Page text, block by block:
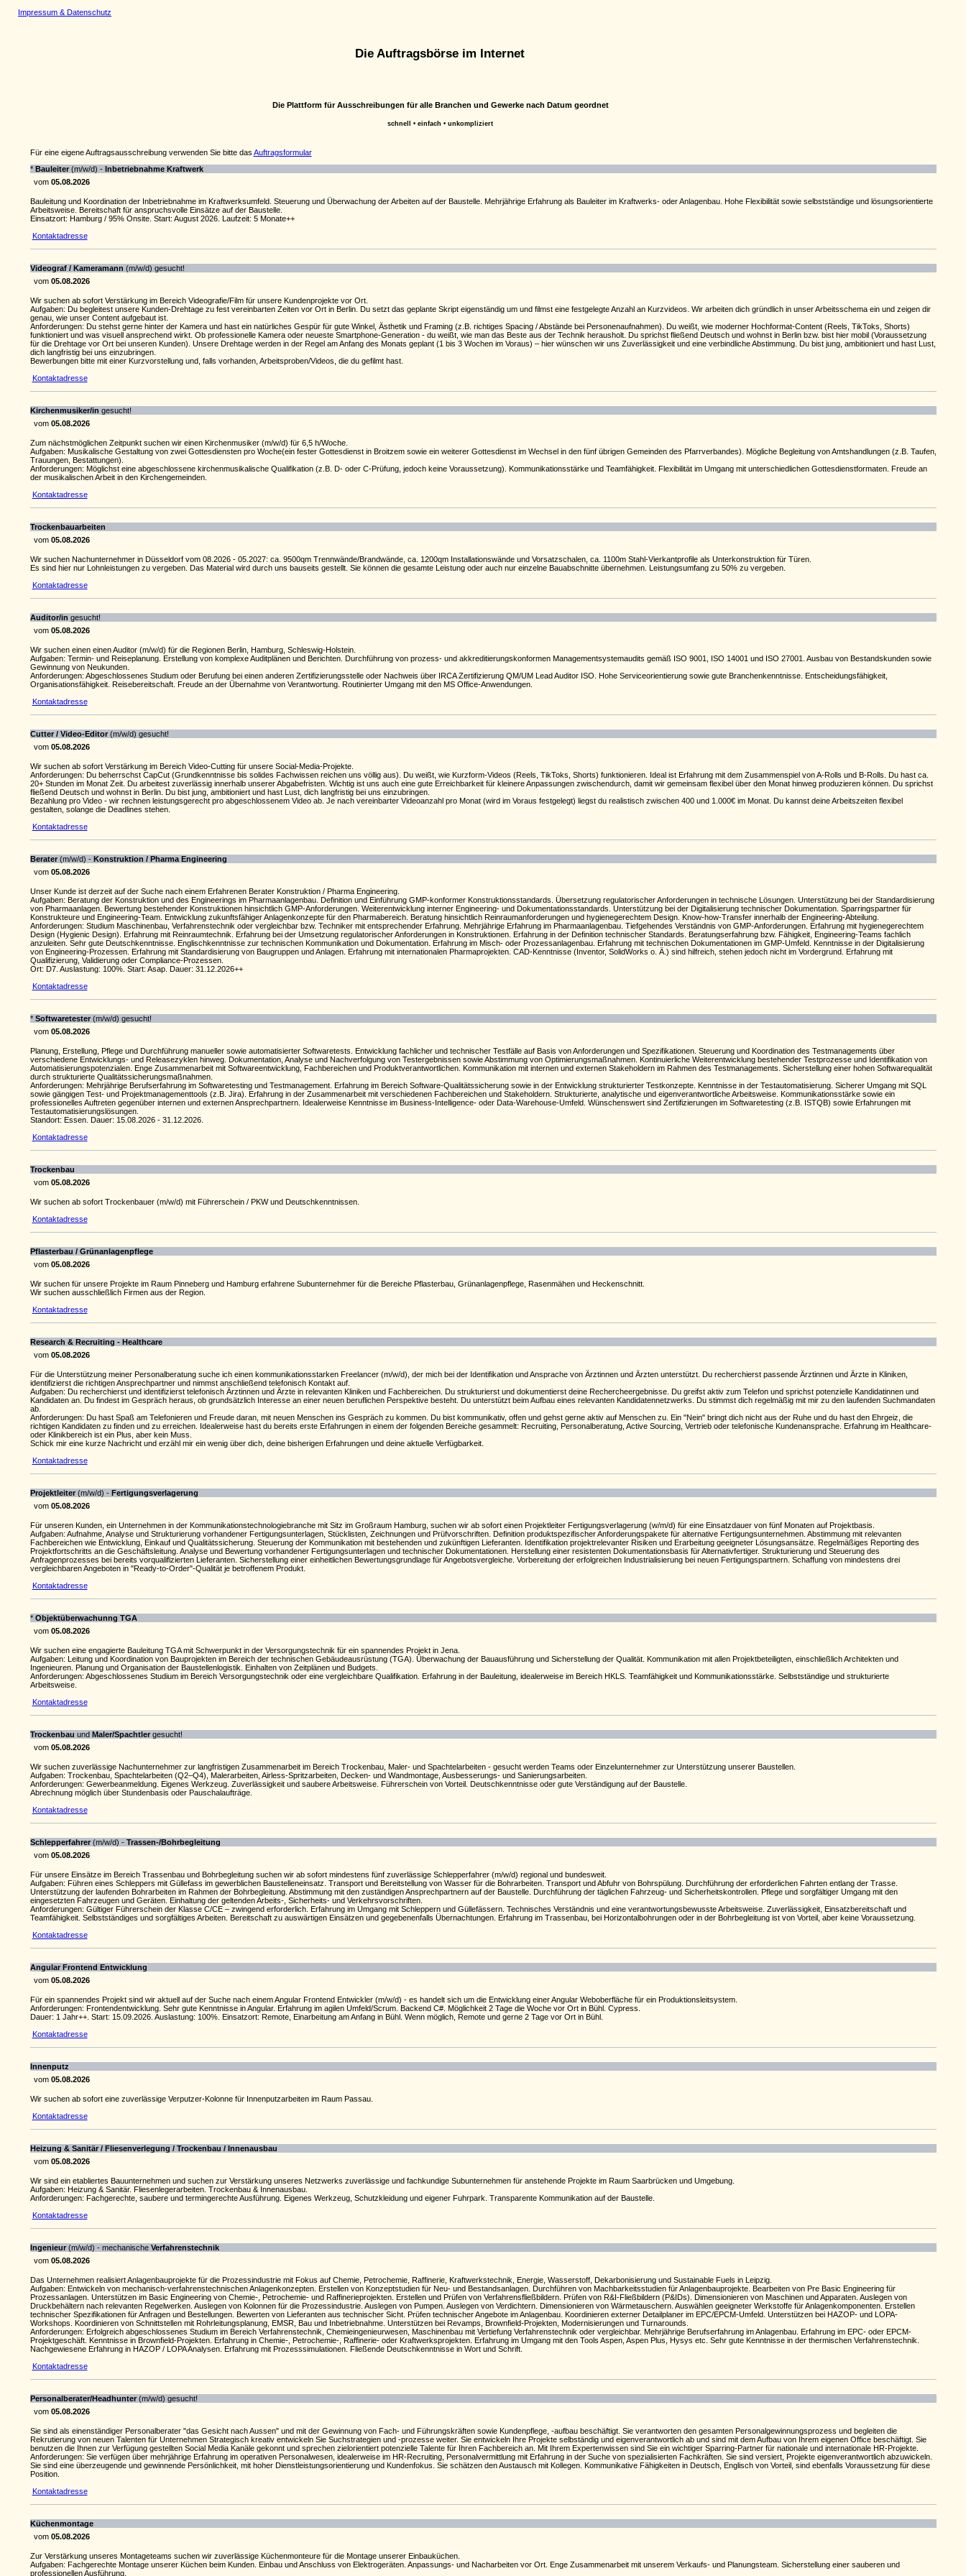
Impressum & Datenschutz
Die Auftragsbörse im Internet
Die Plattform für Ausschreibungen für alle Branchen und Gewerke nach Datum geordnet
schnell • einfach • unkompliziert
Für eine eigene Auftragsausschreibung verwenden Sie bitte das Auftragsformular
* Bauleiter(m/w/d) - Inbetriebnahme Kraftwerk
vom 05.08.2026
Bauleitung und Koordination der Inbetriebnahme im Kraftwerksumfeld. Steuerung und Überwachung der Arbeiten auf der Baustelle. Mehrjährige Erfahrung als Bauleiter im Kraftwerks- oder Anlagenbau. Hohe Flexibilität sowie selbstständige und lösungsorientierte
Arbeitsweise. Bereitschaft für anspruchsvolle Einsätze auf der Baustelle.
Einsatzort: Hamburg / 95% Onsite. Start: August 2026. Laufzeit: 5 Monate++
Kontaktadresse
Videograf / Kameramann (m/w/d) gesucht!
vom 05.08.2026
Wir suchen ab sofort Verstärkung im Bereich Videografie/Film für unsere Kundenprojekte vor Ort.
Aufgaben: Du begleitest unsere Kunden-Drehtage zu fest vereinbarten Zeiten vor Ort in Berlin. Du setzt das geplante Skript eigenständig um und filmst eine festgelegte Anzahl an Kurzvideos. Wir arbeiten dich gründlich in unser Arbeitsschema ein und zeigen dir
genau, wie unser Content aufgebaut ist.
Anforderungen: Du stehst gerne hinter der Kamera und hast ein natürliches Gespür für gute Winkel, Ästhetik und Framing (z.B. richtiges Spacing / Abstände bei Personenaufnahmen). Du weißt, wie moderner Hochformat-Content (Reels, TikToks, Shorts)
funktioniert und was visuell ansprechend wirkt. Ob professionelle Kamera oder neueste Smartphone-Generation - du weißt, wie man das Beste aus der Technik herausholt. Du sprichst fließend Deutsch und wohnst in Berlin bzw. bist hier mobil (Voraussetzung
für die Drehtage vor Ort bei unseren Kunden). Unsere Drehtage werden in der Regel am Anfang des Monats geplant (1 bis 3 Wochen im Voraus) – hier wünschen wir uns Zuverlässigkeit und eine verbindliche Abstimmung. Du bist jung, ambitioniert und hast Lust,
dich langfristig bei uns einzubringen.
Bewerbungen bitte mit einer Kurzvorstellung und, falls vorhanden, Arbeitsproben/Videos, die du gefilmt hast.
Kontaktadresse
Kirchenmusiker/in gesucht!
vom 05.08.2026
Zum nächstmöglichen Zeitpunkt suchen wir einen Kirchenmusiker (m/w/d) für 6,5 h/Woche.
Aufgaben: Musikalische Gestaltung von zwei Gottesdiensten pro Woche(ein fester Gottesdienst in Broitzem sowie ein weiterer Gottesdienst im Wechsel in den fünf übrigen Gemeinden des Pfarrverbandes). Mögliche Begleitung von Amtshandlungen (z.B. Taufen,
Trauungen, Bestattungen).
Anforderungen: Möglichst eine abgeschlossene kirchenmusikalische Qualifikation (z.B. D- oder C-Prüfung, jedoch keine Voraussetzung). Kommunikationsstärke und Teamfähigkeit. Flexibilität im Umgang mit unterschiedlichen Gottesdienstformaten. Freude an
der musikalischen Arbeit in den Kirchengemeinden.
Kontaktadresse
Trockenbauarbeiten
vom 05.08.2026
Wir suchen Nachunternehmer in Düsseldorf vom 08.2026 - 05.2027: ca. 9500qm Trennwände/Brandwände, ca. 1200qm Installationswände und Vorsatzschalen, ca. 1100m Stahl-Vierkantprofile als Unterkonstruktion für Türen.
Es sind hier nur Lohnleistungen zu vergeben. Das Material wird durch uns bauseits gestellt. Sie können die gesamte Leistung oder auch nur einzelne Bauabschnitte übernehmen. Leistungsumfang zu 50% zu vergeben.
Kontaktadresse
Auditor/in gesucht!
vom 05.08.2026
Wir suchen einen einen Auditor (m/w/d) für die Regionen Berlin, Hamburg, Schleswig-Holstein.
Aufgaben: Termin- und Reiseplanung. Erstellung von komplexe Auditplänen und Berichten. Durchführung von prozess- und akkreditierungskonformen Managementsystemaudits gemäß ISO 9001, ISO 14001 und ISO 27001. Ausbau von Bestandskunden sowie
Gewinnung von Neukunden.
Anforderungen: Abgeschlossenes Studium oder Berufung bei einen anderen Zertifizierungsstelle oder Nachweis über IRCA Zertifizierung QM/UM Lead Auditor ISO. Hohe Serviceorientierung sowie gute Branchenkenntnisse. Entscheidungsfähigkeit,
Organisationsfähigkeit. Reisebereitschaft. Freude an der Übernahme von Verantwortung. Routinierter Umgang mit den MS Office-Anwendungen.
Kontaktadresse
Cutter / Video-Editor(m/w/d) gesucht!
vom 05.08.2026
Wir suchen ab sofort Verstärkung im Bereich Video-Cutting für unsere Social-Media-Projekte.
Anforderungen: Du beherrschst CapCut (Grundkenntnisse bis solides Fachwissen reichen uns völlig aus). Du weißt, wie Kurzform-Videos (Reels, TikToks, Shorts) funktionieren. Ideal ist Erfahrung mit dem Zusammenspiel von A-Rolls und B-Rolls. Du hast ca.
20+ Stunden im Monat Zeit. Du arbeitest zuverlässig innerhalb unserer Abgabefristen. Wichtig ist uns auch eine gute Erreichbarkeit für kleinere Anpassungen zwischendurch, damit wir gemeinsam flexibel über den Monat hinweg produzieren können. Du sprichst
fließend Deutsch und wohnst in Berlin. Du bist jung, ambitioniert und hast Lust, dich langfristig bei uns einzubringen.
Bezahlung pro Video - wir rechnen leistungsgerecht pro abgeschlossenem Video ab. Je nach vereinbarter Videoanzahl pro Monat (wird im Voraus festgelegt) liegst du realistisch zwischen 400 und 1.000€ im Monat. Du kannst deine Arbeitszeiten flexibel
gestalten, solange die Deadlines stehen.
Kontaktadresse
Berater(m/w/d) - Konstruktion / Pharma Engineering
vom 05.08.2026
Unser Kunde ist derzeit auf der Suche nach einem Erfahrenen Berater Konstruktion / Pharma Engineering.
Aufgaben: Beratung der Konstruktion und des Engineerings im Pharmaanlagenbau. Definition und Einführung GMP-konformer Konstruktionsstandards. Übersetzung regulatorischer Anforderungen in technische Lösungen. Unterstützung bei der Standardisierung
von Pharmaanlagen. Bewertung bestehender Konstruktionen hinsichtlich GMP-Anforderungen. Weiterentwicklung interner Engineering- und Dokumentationsstandards. Unterstützung bei der Digitalisierung technischer Dokumentation. Sparringspartner für
Konstrukteure und Engineering-Team. Entwicklung zukunftsfähiger Anlagenkonzepte für den Pharmabereich. Beratung hinsichtlich Reinraumanforderungen und hygienegerechtem Design. Know-how-Transfer innerhalb der Engineering-Abteilung.
Anforderungen: Studium Maschinenbau, Verfahrenstechnik oder vergleichbar bzw. Techniker mit entsprechender Erfahrung. Mehrjährige Erfahrung im Pharmaanlagenbau. Tiefgehendes Verständnis von GMP-Anforderungen. Erfahrung mit hygienegerechtem
Design (Hygienic Design). Erfahrung mit Reinraumtechnik. Erfahrung bei der Umsetzung regulatorischer Anforderungen in Konstruktionen. Erfahrung in der Definition technischer Standards. Beratungserfahrung bzw. Fähigkeit, Engineering-Teams fachlich
anzuleiten. Sehr gute Deutschkenntnisse. Englischkenntnisse zur technischen Kommunikation und Dokumentation. Erfahrung im Misch- oder Prozessanlagenbau. Erfahrung mit technischen Dokumentationen im GMP-Umfeld. Kenntnisse in der Digitalisierung
von Engineering-Prozessen. Erfahrung mit Standardisierung von Baugruppen und Anlagen. Erfahrung mit internationalen Pharmaprojekten. CAD-Kenntnisse (Inventor, SolidWorks o. Ä.) sind hilfreich, stehen jedoch nicht im Vordergrund. Erfahrung mit
Qualifizierung, Validierung oder Compliance-Prozessen.
Ort: D7. Auslastung: 100%. Start: Asap. Dauer: 31.12.2026++
Kontaktadresse
* Softwaretester(m/w/d) gesucht!
vom 05.08.2026
Planung, Erstellung, Pflege und Durchführung manueller sowie automatisierter Softwaretests. Entwicklung fachlicher und technischer Testfälle auf Basis von Anforderungen und Spezifikationen. Steuerung und Koordination des Testmanagements über
verschiedene Entwicklungs- und Releasezyklen hinweg. Dokumentation, Analyse und Nachverfolgung von Testergebnissen sowie Abstimmung von Optimierungsmaßnahmen. Kontinuierliche Weiterentwicklung bestehender Testprozesse und Identifikation von
Automatisierungspotenzialen. Enge Zusammenarbeit mit Softwareentwicklung, Fachbereichen und Produktverantwortlichen. Kommunikation mit internen und externen Stakeholdern im Rahmen des Testmanagements. Sicherstellung einer hohen Softwarequalität
durch strukturierte Qualitätssicherungsmaßnahmen.
Anforderungen: Mehrjährige Berufserfahrung im Softwaretesting und Testmanagement. Erfahrung im Bereich Software-Qualitätssicherung sowie in der Entwicklung strukturierter Testkonzepte. Kenntnisse in der Testautomatisierung. Sicherer Umgang mit SQL
sowie gängigen Test- und Projektmanagementtools (z.B. Jira). Erfahrung in der Zusammenarbeit mit verschiedenen Fachbereichen und Stakeholdern. Strukturierte, analytische und eigenverantwortliche Arbeitsweise. Kommunikationsstärke sowie ein
professionelles Auftreten gegenüber internen und externen Ansprechpartnern. Idealerweise Kenntnisse im Business-Intelligence- oder Data-Warehouse-Umfeld. Wünschenswert sind Zertifizierungen im Softwaretesting (z.B. ISTQB) sowie Erfahrungen mit
Testautomatisierungslösungen.
Standort: Essen. Dauer: 15.08.2026 - 31.12.2026.
Kontaktadresse
Trockenbau
vom 05.08.2026
Wir suchen ab sofort Trockenbauer (m/w/d) mit Führerschein / PKW und Deutschkenntnissen.
Kontaktadresse
Pflasterbau / Grünanlagenpflege
vom 05.08.2026
Wir suchen für unsere Projekte im Raum Pinneberg und Hamburg erfahrene Subunternehmer für die Bereiche Pflasterbau, Grünanlagenpflege, Rasenmähen und Heckenschnitt.
Wir suchen ausschließlich Firmen aus der Region.
Kontaktadresse
Research & Recruiting - Healthcare
vom 05.08.2026
Für die Unterstützung meiner Personalberatung suche ich einen kommunikationsstarken Freelancer (m/w/d), der mich bei der Identifikation und Ansprache von Ärztinnen und Ärzten unterstützt. Du recherchierst passende Ärztinnen und Ärzte in Kliniken,
identifizierst die richtigen Ansprechpartner und nimmst anschließend telefonisch Kontakt auf.
Aufgaben: Du recherchierst und identifizierst telefonisch Ärztinnen und Ärzte in relevanten Kliniken und Fachbereichen. Du strukturierst und dokumentierst deine Rechercheergebnisse. Du greifst aktiv zum Telefon und sprichst potenzielle Kandidatinnen und
Kandidaten an. Du findest im Gespräch heraus, ob grundsätzlich Interesse an einer neuen beruflichen Perspektive besteht. Du unterstützt beim Aufbau eines relevanten Kandidatennetzwerks. Du stimmst dich regelmäßig mit mir zu den laufenden Suchmandaten
ab.
Anforderungen: Du hast Spaß am Telefonieren und Freude daran, mit neuen Menschen ins Gespräch zu kommen. Du bist kommunikativ, offen und gehst gerne aktiv auf Menschen zu. Ein "Nein" bringt dich nicht aus der Ruhe und du hast den Ehrgeiz, die
richtigen Kandidaten zu finden und zu erreichen. Idealerweise hast du bereits erste Erfahrungen in einem der folgenden Bereiche gesammelt: Recruiting, Personalberatung, Active Sourcing, Vertrieb oder telefonische Kundenansprache. Erfahrung im Healthcare-
oder Klinikbereich ist ein Plus, aber kein Muss.
Schick mir eine kurze Nachricht und erzähl mir ein wenig über dich, deine bisherigen Erfahrungen und deine aktuelle Verfügbarkeit.
Kontaktadresse
Projektleiter(m/w/d) - Fertigungsverlagerung
vom 05.08.2026
Für unseren Kunden, ein Unternehmen in der Kommunikationstechnologiebranche mit Sitz im Großraum Hamburg, suchen wir ab sofort einen Projektleiter Fertigungsverlagerung (w/m/d) für eine Einsatzdauer von fünf Monaten auf Projektbasis.
Aufgaben: Aufnahme, Analyse und Strukturierung vorhandener Fertigungsunterlagen, Stücklisten, Zeichnungen und Prüfvorschriften. Definition produktspezifischer Anforderungspakete für alternative Fertigungsunternehmen. Abstimmung mit relevanten
Fachbereichen wie Entwicklung, Einkauf und Qualitätssicherung. Steuerung der Kommunikation mit bestehenden und zukünftigen Lieferanten. Identifikation projektrelevanter Risiken und Erarbeitung geeigneter Lösungsansätze. Regelmäßiges Reporting des
Projektfortschritts an die Geschäftsleitung. Analyse und Bewertung vorhandener Fertigungsunterlagen und technischer Dokumentationen. Herstellung einer resistenten Dokumentationsbasis für Alternativfertiger. Strukturierung und Steuerung des
Anfragenprozesses bei bereits vorqualifizierten Lieferanten. Sicherstellung einer einheitlichen Bewertungsgrundlage für Angebotsvergleiche. Vorbereitung der erfolgreichen Industrialisierung bei neuen Fertigungspartnern. Schaffung von mindestens drei
vergleichbaren Angeboten in "Ready-to-Order"-Qualität je betroffenem Produkt.
Kontaktadresse
* Objektüberwachunng TGA
vom 05.08.2026
Wir suchen eine engagierte Bauleitung TGA mit Schwerpunkt in der Versorgungstechnik für ein spannendes Projekt in Jena.
Aufgaben: Leitung und Koordination von Bauprojekten im Bereich der technischen Gebäudeausrüstung (TGA). Überwachung der Bauausführung und Sicherstellung der Qualität. Kommunikation mit allen Projektbeteiligten, einschließlich Architekten und
Ingenieuren. Planung und Organisation der Baustellenlogistik. Einhalten von Zeitplänen und Budgets.
Anforderungen: Abgeschlossenes Studium im Bereich Versorgungstechnik oder eine vergleichbare Qualifikation. Erfahrung in der Bauleitung, idealerweise im Bereich HKLS. Teamfähigkeit und Kommunikationsstärke. Selbstständige und strukturierte
Arbeitsweise.
Kontaktadresse
Trockenbau und Maler/Spachtlergesucht!
vom 05.08.2026
Wir suchen zuverlässige Nachunternehmer zur langfristigen Zusammenarbeit im Bereich Trockenbau, Maler- und Spachtelarbeiten - gesucht werden Teams oder Einzelunternehmer zur Unterstützung unserer Baustellen.
Aufgaben: Trockenbau, Spachtelarbeiten (Q2–Q4), Malerarbeiten, Airless-Spritzarbeiten, Decken- und Wandmontage, Ausbesserungs- und Sanierungsarbeiten.
Anforderungen: Gewerbeanmeldung. Eigenes Werkzeug. Zuverlässigkeit und saubere Arbeitsweise. Führerschein von Vorteil. Deutschkenntnisse oder gute Verständigung auf der Baustelle.
Abrechnung möglich über Stundenbasis oder Pauschalaufträge.
Kontaktadresse
Schlepperfahrer(m/w/d) - Trassen-/Bohrbegleitung
vom 05.08.2026
Für unsere Einsätze im Bereich Trassenbau und Bohrbegleitung suchen wir ab sofort mindestens fünf zuverlässige Schlepperfahrer (m/w/d) regional und bundesweit.
Aufgaben: Führen eines Schleppers mit Güllefass im gewerblichen Baustelleneinsatz. Transport und Bereitstellung von Wasser für die Bohrarbeiten. Transport und Abfuhr von Bohrspülung. Durchführung der erforderlichen Fahrten entlang der Trasse.
Unterstützung der laufenden Bohrarbeiten im Rahmen der Bohrbegleitung. Abstimmung mit den zuständigen Ansprechpartnern auf der Baustelle. Durchführung der täglichen Fahrzeug- und Sicherheitskontrollen. Pflege und sorgfältiger Umgang mit den
eingesetzten Fahrzeugen und Geräten. Einhaltung der geltenden Arbeits-, Sicherheits- und Verkehrsvorschriften.
Anforderungen: Gültiger Führerschein der Klasse C/CE – zwingend erforderlich. Erfahrung im Umgang mit Schleppern und Güllefässern. Technisches Verständnis und eine verantwortungsbewusste Arbeitsweise. Zuverlässigkeit, Einsatzbereitschaft und
Teamfähigkeit. Selbstständiges und sorgfältiges Arbeiten. Bereitschaft zu auswärtigen Einsätzen und gegebenenfalls Übernachtungen. Erfahrung im Trassenbau, bei Horizontalbohrungen oder in der Bohrbegleitung ist von Vorteil, aber keine Voraussetzung.
Kontaktadresse
Angular Frontend Entwicklung
vom 05.08.2026
Für ein spannendes Projekt sind wir aktuell auf der Suche nach einem Angular Frontend Entwickler (m/w/d) - es handelt sich um die Entwicklung einer Angular Weboberfläche für ein Produktionsleitsystem.
Anforderungen: Frontendentwicklung. Sehr gute Kenntnisse in Angular. Erfahrung im agilen Umfeld/Scrum. Backend C#. Möglichkeit 2 Tage die Woche vor Ort in Bühl. Cypress.
Dauer: 1 Jahr++. Start: 15.09.2026. Auslastung: 100%. Einsatzort: Remote, Einarbeitung am Anfang in Bühl. Wenn möglich, Remote und gerne 2 Tage vor Ort in Bühl.
Kontaktadresse
Innenputz
vom 05.08.2026
Wir suchen ab sofort eine zuverlässige Verputzer-Kolonne für Innenputzarbeiten im Raum Passau.
Kontaktadresse
Heizung & Sanitär / Fliesenverlegung / Trockenbau / Innenausbau
vom 05.08.2026
Wir sind ein etabliertes Bauunternehmen und suchen zur Verstärkung unseres Netzwerks zuverlässige und fachkundige Subunternehmen für anstehende Projekte im Raum Saarbrücken und Umgebung.
Aufgaben: Heizung & Sanitär. Fliesenlegerarbeiten. Trockenbau & Innenausbau.
Anforderungen: Fachgerechte, saubere und termingerechte Ausführung. Eigenes Werkzeug, Schutzkleidung und eigener Fuhrpark. Transparente Kommunikation auf der Baustelle.
Kontaktadresse
Ingenieur(m/w/d) - mechanische Verfahrenstechnik
vom 05.08.2026
Das Unternehmen realisiert Anlagenbauprojekte für die Prozessindustrie mit Fokus auf Chemie, Petrochemie, Raffinerie, Kraftwerkstechnik, Energie, Wasserstoff, Dekarbonisierung und Sustainable Fuels in Leipzig.
Aufgaben: Entwickeln von mechanisch-verfahrenstechnischen Anlagenkonzepten. Erstellen von Konzeptstudien für Neu- und Bestandsanlagen. Durchführen von Machbarkeitsstudien für Anlagenbauprojekte. Bearbeiten von Pre Basic Engineering für
Prozessanlagen. Unterstützen im Basic Engineering von Chemie-, Petrochemie- und Raffinerieprojekten. Erstellen und Prüfen von Verfahrensfließbildern. Prüfen von R&I-Fließbildern (P&IDs). Dimensionieren von Maschinen und Apparaten. Auslegen von
Druckbehältern nach relevanten Regelwerken. Auslegen von Kolonnen für die Prozessindustrie. Auslegen von Pumpen. Auslegen von Verdichtern. Dimensionieren von Wärmetauschern. Auswählen geeigneter Werkstoffe für Anlagenkomponenten. Erstellen
technischer Spezifikationen für Anfragen und Bestellungen. Bewerten von Lieferanten aus technischer Sicht. Prüfen technischer Angebote im Anlagenbau. Koordinieren externer Detailplaner im EPC/EPCM-Umfeld. Unterstützen bei HAZOP- und LOPA-
Workshops. Koordinieren von Schnittstellen mit Rohrleitungsplanung, EMSR, Bau und Inbetriebnahme. Unterstützen bei Revamps, Brownfield-Projekten, Modernisierungen und Turnarounds.
Anforderungen: Erfolgreich abgeschlossenes Studium im Bereich Verfahrenstechnik, Chemieingenieurwesen, Maschinenbau mit Vertiefung Verfahrenstechnik oder vergleichbar. Mehrjährige Berufserfahrung im Anlagenbau. Erfahrung im EPC- oder EPCM-
Projektgeschäft. Kenntnisse in Brownfield-Projekten. Erfahrung in Chemie-, Petrochemie-, Raffinerie- oder Kraftwerksprojekten. Erfahrung im Umgang mit den Tools Aspen, Aspen Plus, Hysys etc. Sehr gute Kenntnisse in der thermischen Verfahrenstechnik.
Nachgewiesene Erfahrung in HAZOP / LOPA Analysen. Erfahrung mit Prozesssimulationen. Fließende Deutschkenntnisse in Wort und Schrift.
Kontaktadresse
Personalberater/Headhunter(m/w/d) gesucht!
vom 05.08.2026
Sie sind als einenständiger Personalberater "das Gesicht nach Aussen" und mit der Gewinnung von Fach- und Führungskräften sowie Kundenpflege, -aufbau beschäftigt. Sie verantworten den gesamten Personalgewinnungsprozess und begleiten die
Rekrutierung von neuen Talenten für Unternehmen Strategisch kreativ entwickeln Sie Suchstrategien und -prozesse weiter. Sie entwickeln Ihre Projekte selbständig und eigenverantwortlich ab und sind mit dem Aufbau von Ihrem eigenen Office beschäftigt. Sie
benutzen die Ihnen zur Verfügung gestellten Social Media Kanäle gekonnt und sprechen zielorientiert potenzielle Talente für Ihren Fachbereich an. Mit Ihrem Expertenwissen sind Sie ein wichtiger Sparring-Partner für nationale und internationale HR-Projekte.
Anforderungen: Sie verfügen über mehrjährige Erfahrung im operativen Personalwesen, idealerweise im HR-Recruiting, Personalvermittlung mit Erfahrung in der Suche von spezialisierten Fachkräften. Sie sind versiert, Projekte eigenverantwortlich abzuwickeln.
Sie sind eine überzeugende und gewinnende Persönlichkeit, mit hoher Dienstleistungsorientierung und Kundenfokus. Sie schätzen den Austausch mit Kollegen. Kommunikative Fähigkeiten in Deutsch, Englisch von Vorteil, sind ebenfalls Voraussetzung für diese
Position.
Kontaktadresse
Küchenmontage
vom 05.08.2026
Zur Verstärkung unseres Montageteams suchen wir zuverlässige Küchenmonteure für die Montage unserer Einbauküchen.
Aufgaben: Fachgerechte Montage unserer Küchen beim Kunden. Einbau und Anschluss von Elektrogeräten. Anpassungs- und Nacharbeiten vor Ort. Enge Zusammenarbeit mit unserem Verkaufs- und Planungsteam. Sicherstellung einer sauberen und
professionellen Ausführung.